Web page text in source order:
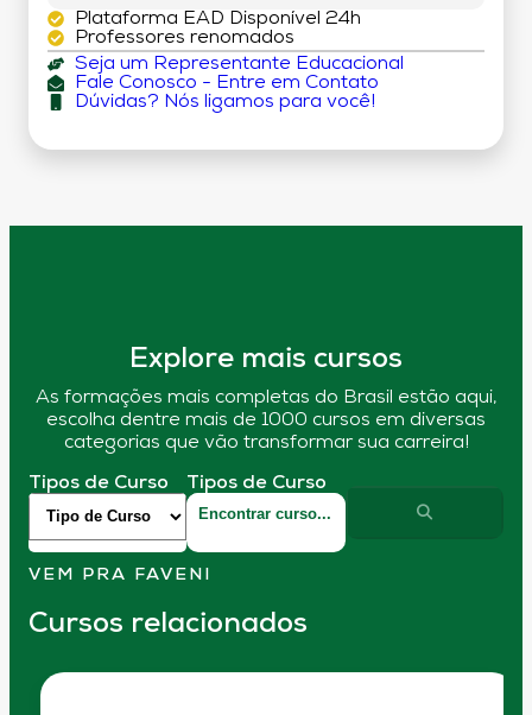
Plataforma EAD Disponível 24h
Professores renomados
Seja um Representante Educacional
Fale Conosco - Entre em Contato
Dúvidas? Nós ligamos para você!
Explore mais cursos
As formações mais completas do Brasil estão aqui,
escolha dentre mais de 1000 cursos em diversas
categorias que vão transformar sua carreira!
Tipos de Curso Tipos de Curso
VEM PRA FAVENI
Cursos relacionados